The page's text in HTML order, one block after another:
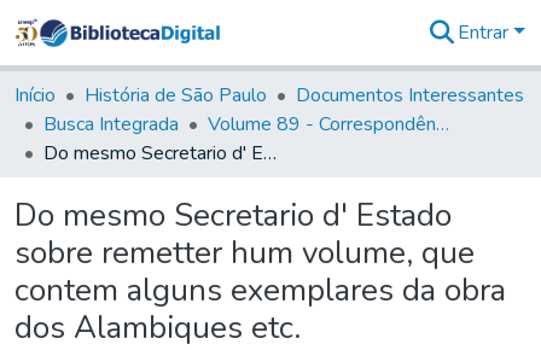
&
Coleções
Tudo na
Biblioteca
Estatísticas
Entrar
Início História de São Paulo
Documentos Interessantes
Busca Integrada
Volume 89 - Correspondência do então Governador e Capitão General de São Paulo, Antonio Manoel de Mello Castro (1797-1802)
Do mesmo Secretario d' Estado sobre remetter hum volume, que contem alguns exemplares da obra dos Alambiques etc.
Do mesmo Secretario d' Estado
sobre remetter hum volume, que
contem alguns exemplares da obra
dos Alambiques etc.